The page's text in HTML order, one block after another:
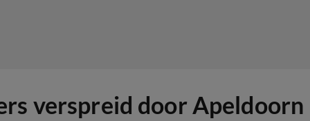
verspreid door Apeldoorn